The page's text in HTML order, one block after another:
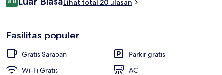
8,8 dari 10 Lihat total 20 ulasan
Fasilitas populer
Gratis Sarapan
Parkir gratis
Wi-Fi Gratis
AC